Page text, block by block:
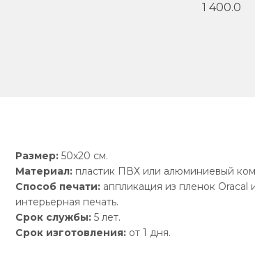
1 400.0
Размер:50х20 см.
Материал:пластик ПВХ или алюминиевый
Способ печати: аппликация из пленок Oracal
интерьерная печать.
Срок службы:5 лет.
Срок изготовления:от 1 дня.